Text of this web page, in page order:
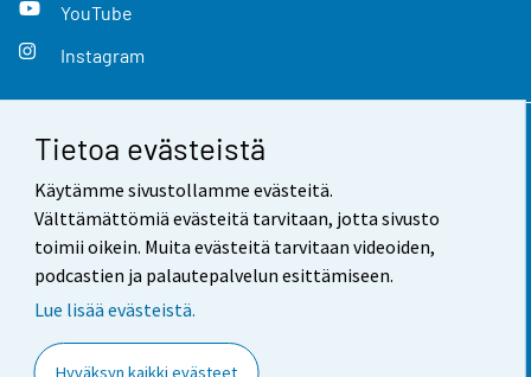
Tietoa evästeistä
Käytämme sivustollamme evästeitä.
Välttämättömiä evästeitä tarvitaan, jotta sivusto
toimii oikein. Muita evästeitä tarvitaan videoiden,
podcastien ja palautepalvelun esittämiseen.
Lue lisää evästeistä.
Hyväksyn kaikki evästeet
YouTube
Instagram
Yhteystiedot
Palaute
Käyttöehdot
Saavutettavuus